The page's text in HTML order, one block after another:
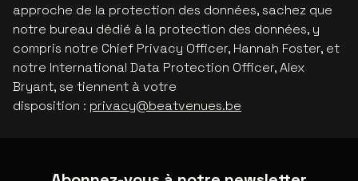
approche de la protection des données, sachez que
notre bureau dédié à la protection des données, y
compris notre Chief Privacy Officer, Hannah Foster, et
notre International Data Protection Officer, Alex
Bryant, se tiennent à votre
disposition : privacy@beatvenues.be